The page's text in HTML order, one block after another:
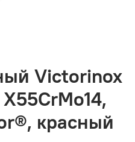
Victorinox
красный